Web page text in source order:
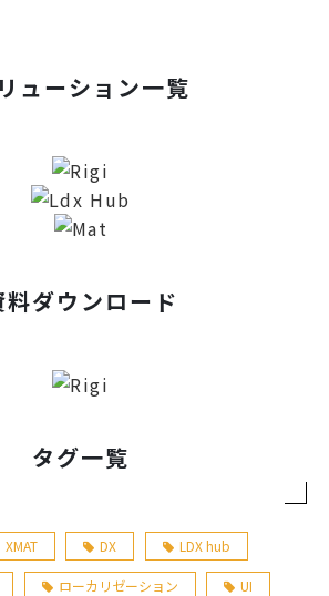
ューション一覧
料ダウンロード
タグ一覧
XMAT DX LDX hub
ローカリゼーション UI